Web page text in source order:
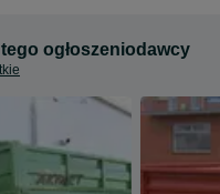
ogłoszeniodawcy